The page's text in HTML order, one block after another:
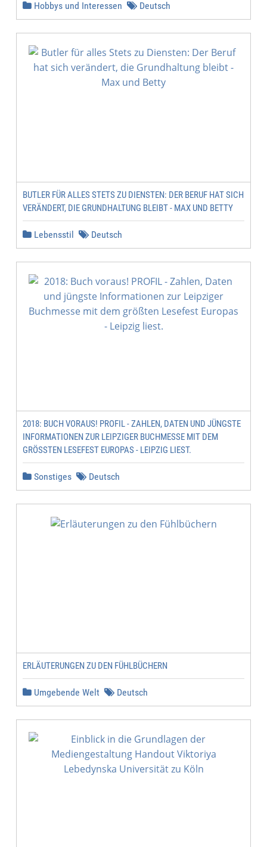
Hobbys und Interessen Deutsch
BUTLER FÜR ALLES STETS ZU DIENSTEN: DER BERUF HAT SICH
VERÄNDERT, DIE GRUNDHALTUNG BLEIBT - MAX UND BETTY
Lebensstil Deutsch
2018: BUCH VORAUS! PROFIL - ZAHLEN, DATEN UND JÜNGSTE
INFORMATIONEN ZUR LEIPZIGER BUCHMESSE MIT DEM
GRÖSSTEN LESEFEST EUROPAS - LEIPZIG LIEST.
Sonstiges Deutsch
ERLÄUTERUNGEN ZU DEN FÜHLBÜCHERN
Umgebende Welt Deutsch